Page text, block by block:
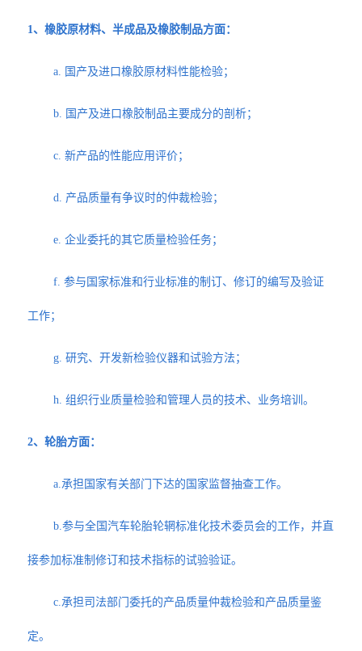
1、橡胶原材料、半成品及橡胶制品方面：
a. 国产及进口橡胶原材料性能检验；
b. 国产及进口橡胶制品主要成分的剖析；
c. 新产品的性能应用评价；
d. 产品质量有争议时的仲裁检验；
e. 企业委托的其它质量检验任务；
f. 参与国家标准和行业标准的制订、修订的编写及验证
工作；
g. 研究、开发新检验仪器和试验方法；
h. 组织行业质量检验和管理人员的技术、业务培训。
2、轮胎方面：
a.承担国家有关部门下达的国家监督抽查工作。
b.参与全国汽车轮胎轮辋标准化技术委员会的工作，并直
接参加标准制修订和技术指标的试验验证。
c.承担司法部门委托的产品质量仲裁检验和产品质量鉴
定。